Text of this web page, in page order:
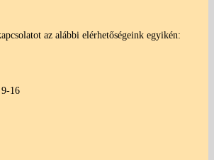
az alábbi elérhetőségeink egyikén:
16